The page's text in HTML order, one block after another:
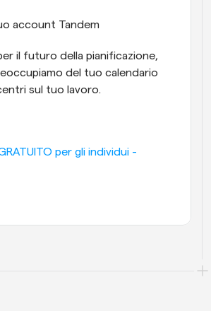
account Tandem
il futuro della pianificazione,
del tuo calendario
sul tuo lavoro.
per gli individui -